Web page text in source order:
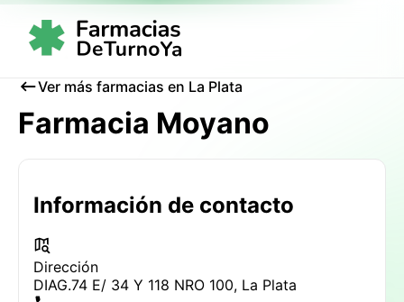
Ver más farmacias en La Plata
Farmacia Moyano
Información de contacto
Dirección
DIAG.74 E/ 34 Y 118 NRO 100, La Plata